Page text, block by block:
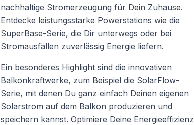
nachhaltige Stromerzeugung für Dein Zuhause.
Entdecke leistungsstarke Powerstations wie die
SuperBase-Serie, die Dir unterwegs oder bei
Stromausfällen zuverlässig Energie liefern.
Ein besonderes Highlight sind die innovativen
Balkonkraftwerke, zum Beispiel die SolarFlow-
Serie, mit denen Du ganz einfach Deinen eigenen
Solarstrom auf dem Balkon produzieren und
speichern kannst. Optimiere Deine Energieeffizienz